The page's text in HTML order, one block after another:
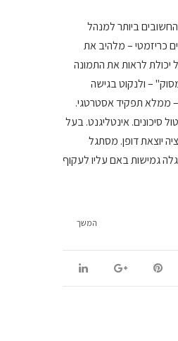
ביותר למנהל
כריזמטי – מלהיב את
יכולת לראות את התמונה
– ולנקוט בגישה
– ממלא תפקיד אסטרטגי.
סיכונים. אינטליגנט. בעל
יוצאת דופן. מסתגל
גמישות באם עליו לעקוף
המשך